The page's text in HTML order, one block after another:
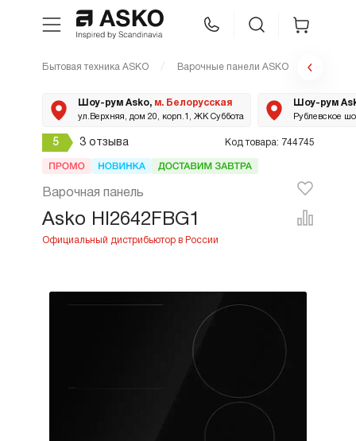
Техника для кухни
Asko Professional
Бытовая техника ASKO Варочные панели ASKO
Шоу-рум Asko, м. Белорусская
ул.Верхняя, дом 20, корп.1, ЖК Суббота
Шоу-рум
Рублевское
5 3 отзыва Код товара: 744745
Варочная панель
Asko HI2642FBG1